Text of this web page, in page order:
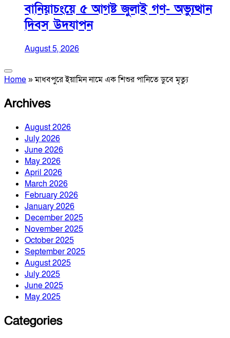
বানিয়াচংয়ে ৫ আগষ্ট জুলাই গণ- অভ্যুত্থান
দিবস উদযাপন
August 5, 2026
Home»মাধবপুরে ইয়ামিন নামে এক শিশুর পানিতে ডুবে মৃত্যু
Archives
August 2026
July 2026
June 2026
May 2026
April 2026
March 2026
February 2026
January 2026
December 2025
November 2025
October 2025
September 2025
August 2025
July 2025
June 2025
May 2025
Categories